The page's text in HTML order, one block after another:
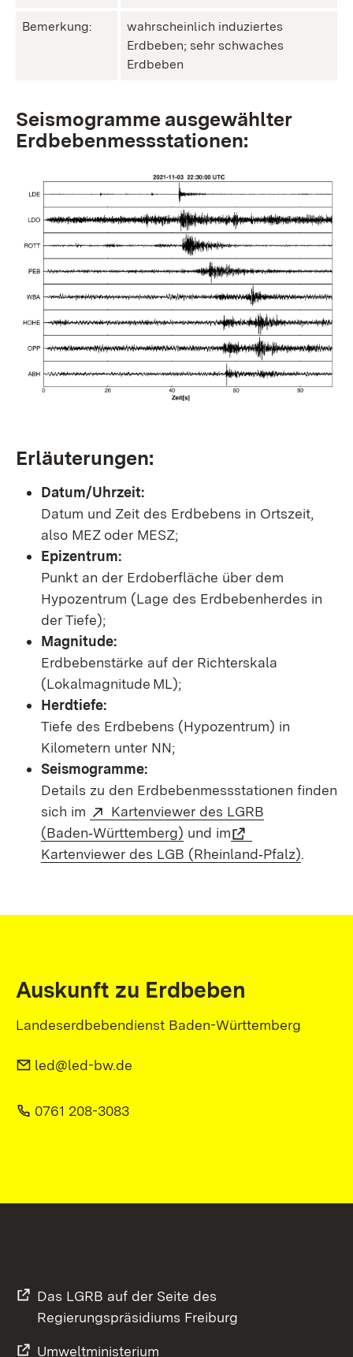
Bemerkung:
wahrscheinlich induziertes
Erdbeben; sehr schwaches
Erdbeben
Seismogramme ausgewählter
Erdbebenmessstationen:
Erläuterungen:
Datum/Uhrzeit:
Datum und Zeit des Erdbebens in Ortszeit,
also MEZ oder MESZ;
Epizentrum:
Punkt an der Erdoberfläche über dem
Hypozentrum (Lage des Erdbebenherdes in
der Tiefe);
Magnitude:
Erdbebenstärke auf der Richterskala
(Lokalmagnitude ML);
Herdtiefe:
Tiefe des Erdbebens (Hypozentrum) in
Kilometern unter NN;
Seismogramme:
Details zu den Erdbebenmessstationen finden
sich im
Kartenviewer des LGRB
(Baden‑Württemberg) und im
Kartenviewer des LGB (Rheinland‑Pfalz).
Auskunft zu Erdbeben
Landeserdbebendienst Baden-Württemberg
led@led-bw.de
0761 208-3083
Das LGRB auf der Seite des
Regierungspräsidiums Freiburg
Umweltministerium